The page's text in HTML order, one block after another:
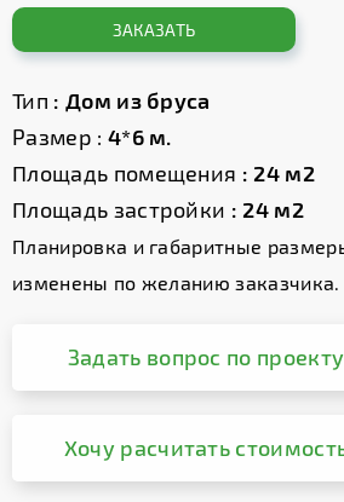
ЗАКАЗАТЬ
Тип : Дом из бруса
Размер : 4*6 м.
Площадь помещения : 24 м2
Площадь застройки : 24 м2
Планировка и габаритные
изменены по желанию заказчика.
Задать вопрос по проекту
Хочу расчитать